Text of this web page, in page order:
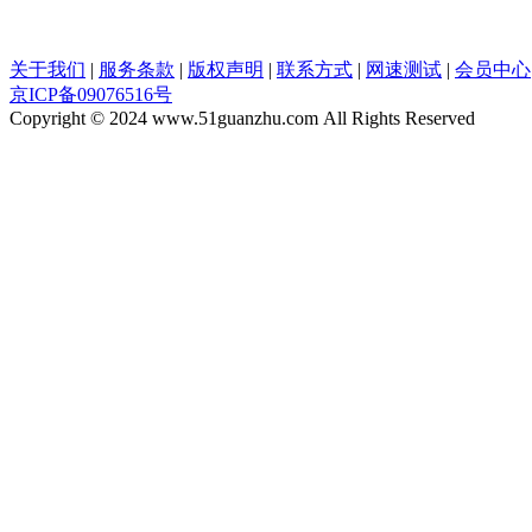
关于我们 | 服务条款 | 版权声明 | 联系方式 | 网速测试 | 会员中心
京ICP备09076516号
Copyright © 2024 www.51guanzhu.com All Rights Reserved